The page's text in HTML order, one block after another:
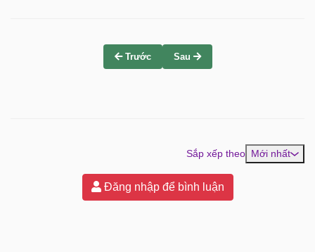
Trước Sau
Sắp xếp theo Mới nhất
Đăng nhập để bình luận